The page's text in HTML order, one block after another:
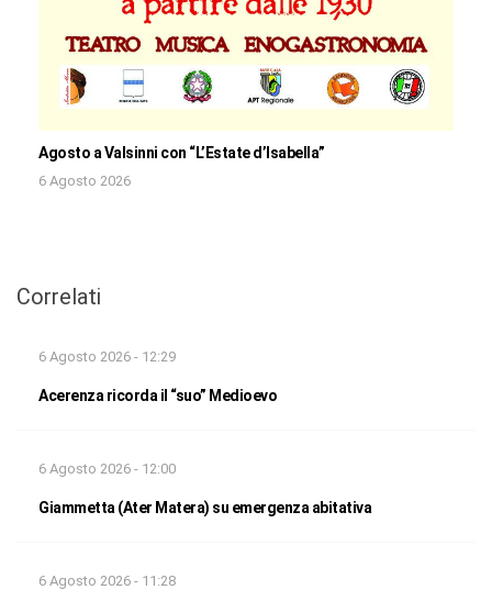
Agosto a Valsinni con “L’Estate d’Isabella”
6 Agosto 2026
Correlati
6 Agosto 2026 - 12:29
Acerenza ricorda il “suo” Medioevo
6 Agosto 2026 - 12:00
Giammetta (Ater Matera) su emergenza abitativa
6 Agosto 2026 - 11:28